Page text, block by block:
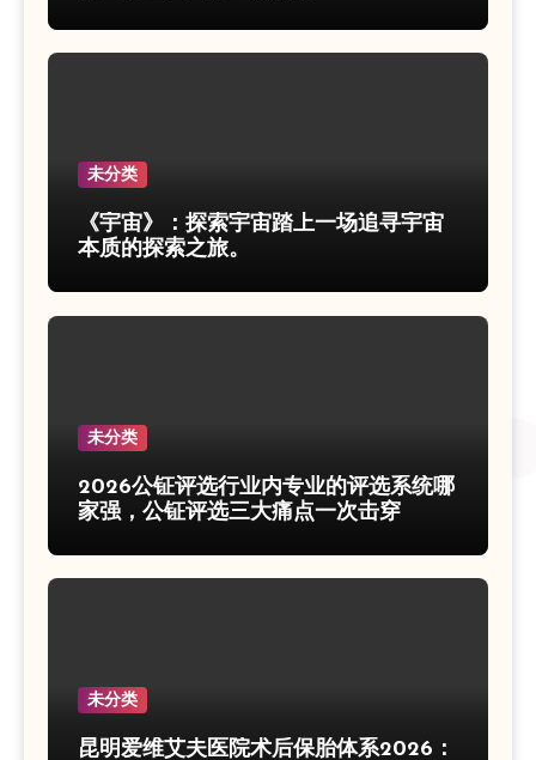
未分类
《宇宙》：探索宇宙踏上一场追寻宇宙
本质的探索之旅。
未分类
2026公钲评选行业内专业的评选系统哪
家强，公钲评选三大痛点一次击穿
未分类
昆明爱维艾夫医院术后保胎体系2026：